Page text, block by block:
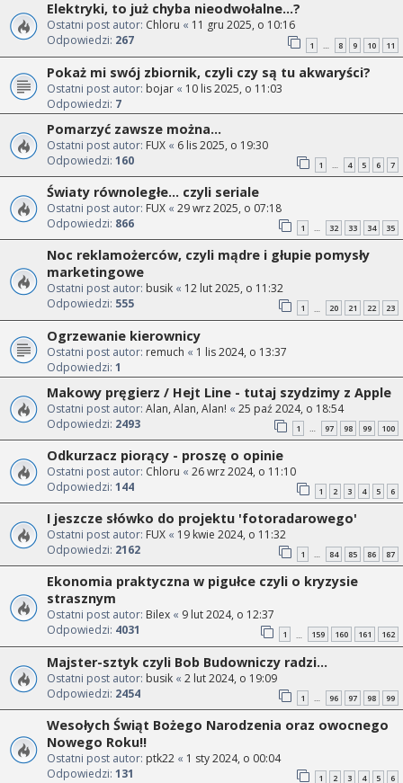
Elektryki, to już chyba nieodwołalne...?
Ostatni post autor: Chloru « 11 gru 2025, o 10:16
Odpowiedzi: 267 1 … 8 9 10 11
Pokaż mi swój zbiornik, czyli czy są tu akwaryści?
Ostatni post autor: bojar « 10 lis 2025, o 11:03
Odpowiedzi: 7
Pomarzyć zawsze można...
Ostatni post autor: FUX « 6 lis 2025, o 19:30
Odpowiedzi: 160 1 … 4 5 6 7
Światy równoległe... czyli seriale
Ostatni post autor: FUX « 29 wrz 2025, o 07:18
Odpowiedzi: 866 1 … 32 33 34 35
Noc reklamożerców, czyli mądre i głupie pomysły
marketingowe
Ostatni post autor: busik « 12 lut 2025, o 11:32
Odpowiedzi: 555 1 20 21 22 23
Ogrzewanie kierownicy
Ostatni post autor: remuch « 1 lis 2024, o 13:37
Odpowiedzi: 1
Makowy pręgierz / Hejt Line - tutaj szydzimy z Apple
Ostatni post autor: Alan, Alan, Alan! « 25 paź 2024, o 18:54
Odpowiedzi: 2493 1 … 97 98 99 100
Odkurzacz piorący - proszę o opinie
Ostatni post autor: Chloru « 26 wrz 2024, o 11:10
Odpowiedzi: 144 1 2 3 4 5 6
I jeszcze słówko do projektu 'fotoradarowego'
Ostatni post autor: FUX « 19 kwie 2024, o 11:32
Odpowiedzi: 2162 1 … 84 85 86 87
Ekonomia praktyczna w pigułce czyli o kryzysie
strasznym
Ostatni post autor: Bilex « 9 lut 2024, o 12:37
Odpowiedzi: 4031 1 … 159 160 161 162
Majster-sztyk czyli Bob Budowniczy radzi...
Ostatni post autor: busik « 2 lut 2024, o 19:09
Odpowiedzi: 2454 1 … 96 97 98 99
Wesołych Świąt Bożego Narodzenia oraz owocnego
Nowego Roku!!
Ostatni post autor: ptk22 « 1 sty 2024, o 00:04
Odpowiedzi: 131 1 2 3 4 5 6